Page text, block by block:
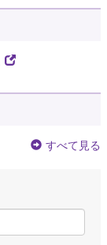
すべて見る